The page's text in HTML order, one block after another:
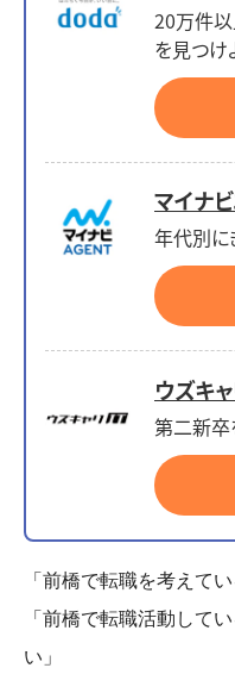
20万件以
を見つけ
マイナ
年代別に
ウズキ
第二新卒
「前橋で転職を考えてい
「前橋で転職活動して
い」